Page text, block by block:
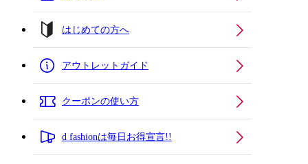
はじめての方へ
アウトレットガイド
クーポンの使い方
d fashionは毎日お得宣言!!